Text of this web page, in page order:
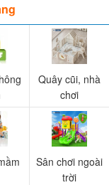
nhiều lợi ích
Trẻ, Ba Mẹ
Quây cũi, nhà
chơi
Sân chơi ngoài
trời